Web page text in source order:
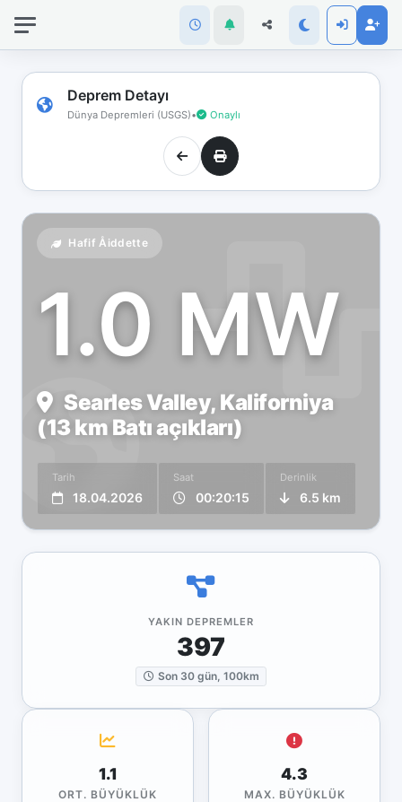
Deprem Detayı
Dünya Depremleri (USGS)• Onaylı
Hafif Åiddette
1.0 MW
Searles Valley, Kaliforniya
(13 km Batı açıkları)
Tarih
18.04.2026
Saat
00:20:15
Derinlik
6.5 km
YAKIN DEPREMLER
397
Son 30 gün, 100km
1.1
ORT. BÜYÜKLÜK
4.3
MAX. BÜYÜKLÜK
bağlantınız
koptu!
Çevrimdışı
moddasınız.